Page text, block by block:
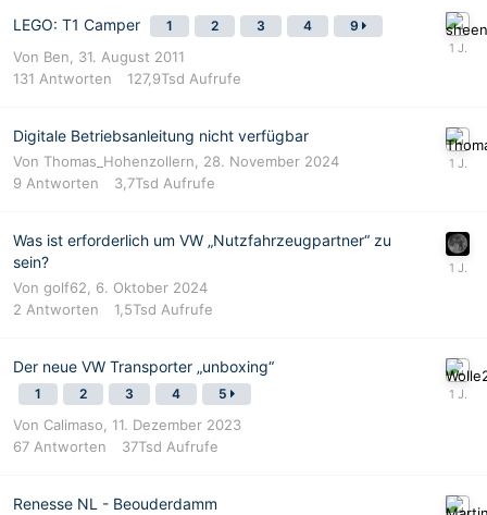
LEGO: T1 Camper 1 2 3 4 9
Von Ben, 31. August 2011
131 Antworten 127,9Tsd Aufrufe
Digitale Betriebsanleitung nicht verfügbar
Von Thomas_Hohenzollern, 28. November 2024
9 Antworten 3,7Tsd Aufrufe
Was ist erforderlich um VW „Nutzfahrzeugpartner“ zu
sein?
Von golf62, 6. Oktober 2024
2 Antworten 1,5Tsd Aufrufe
Der neue VW Transporter „unboxing“
1 2 3 4 5
Von Calimaso, 11. Dezember 2023
67 Antworten 37Tsd Aufrufe
Renesse NL - Beouderdamm